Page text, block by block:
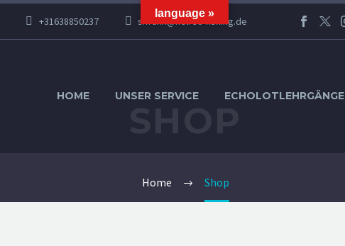
+31638850237 s.frank@helrec-fishing.de
HOME UNSER SERVICE ECHOLOTLEHRGÄNGE
Home Shop
language »